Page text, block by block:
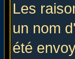
Les
un nom
été